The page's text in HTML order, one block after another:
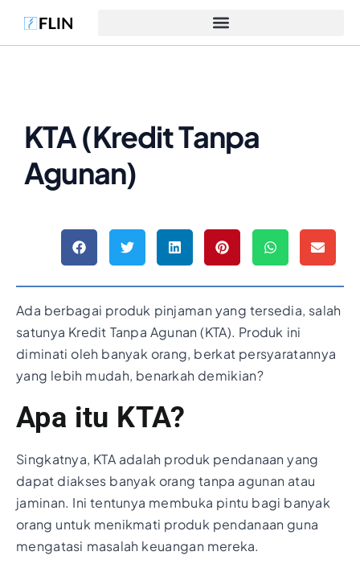
KTA (Kredit Tanpa
Agunan)
Ada berbagai produk pinjaman yang tersedia, salah
satunya Kredit Tanpa Agunan (KTA). Produk ini
diminati oleh banyak orang, berkat persyaratannya
yang lebih mudah, benarkah demikian?
Apa itu KTA?
Singkatnya, KTA adalah produk pendanaan yang
dapat diakses banyak orang tanpa agunan atau
jaminan. Ini tentunya membuka pintu bagi banyak
orang untuk menikmati produk pendanaan guna
mengatasi masalah keuangan mereka.